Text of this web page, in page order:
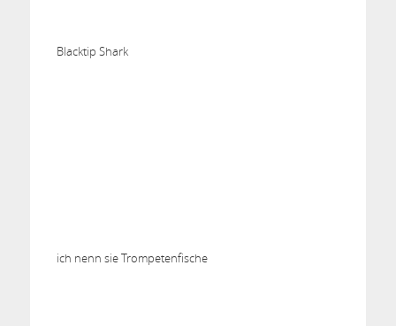
Blacktip Shark
ich nenn sie Trompetenfische